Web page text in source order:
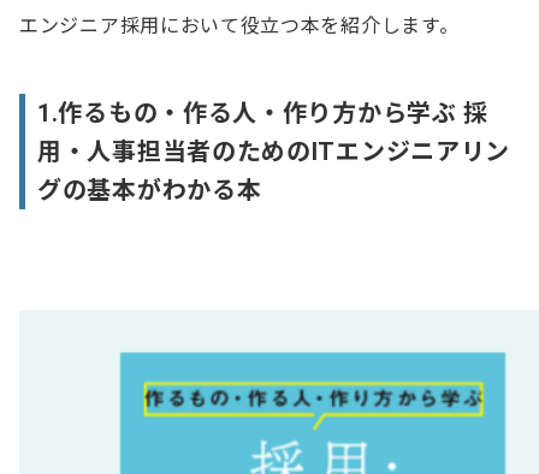
9.ゼロからわかる新卒エンジニア採用マニュアル
10.40歳からの「転職格差」 まだ間に合う人、もう手
複数回読み込んで定着させ選考時に使えるようにする
メンバーに情報・ノウハウの共有をする
エンジニア採用本に関するよくある質問
エンジニア採用において役立つ本を紹介します。
1.作るもの・作る人・作り方から学ぶ 採
用・人事担当者のためのITエンジニアリン
グの基本がわかる本